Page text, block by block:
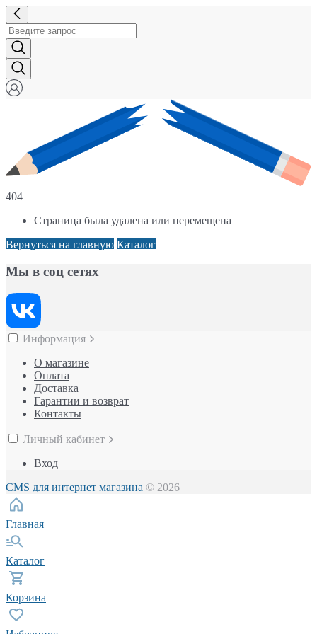
404
Страница была удалена или перемещена
Вернуться на главную Каталог
Мы в соц сетях
Информация
О магазине
Оплата
Доставка
Гарантии и возврат
Контакты
Личный кабинет
Вход
CMS для интернет магазина © 2026
Главная
Каталог
Корзина